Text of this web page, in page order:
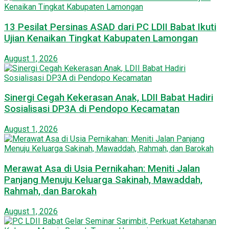
13 Pesilat Persinas ASAD dari PC LDII Babat Ikuti
Ujian Kenaikan Tingkat Kabupaten Lamongan
August 1, 2026
Sinergi Cegah Kekerasan Anak, LDII Babat Hadiri
Sosialisasi DP3A di Pendopo Kecamatan
August 1, 2026
Merawat Asa di Usia Pernikahan: Meniti Jalan
Panjang Menuju Keluarga Sakinah, Mawaddah,
Rahmah, dan Barokah
August 1, 2026